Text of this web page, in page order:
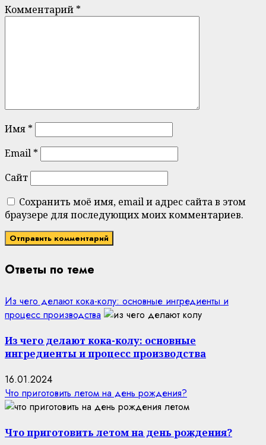
Комментарий *
Имя *
Email *
Сайт
Сохранить моё имя, email и адрес сайта в этом
браузере для последующих моих комментариев.
Ответы по теме
Из чего делают кока-колу: основные ингредиенты и
процесс производства
Из чего делают кока-колу: основные
ингредиенты и процесс производства
16.01.2024
Что приготовить летом на день рождения?
Что приготовить летом на день рождения?